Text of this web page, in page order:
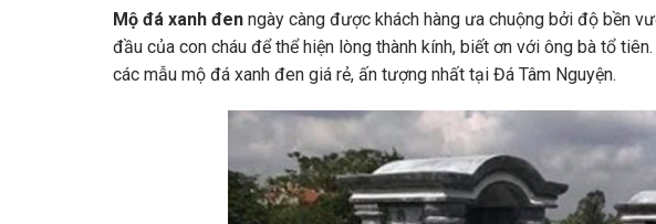
15.000.000₫.
Mộ đá xanh đen ngày càng được khách hàng ưa chuộng bởi độ bền
đầu của con cháu để thể hiện lòng thành kính, biết ơn với ông bà tổ
các mẫu mộ đá xanh đen giá rẻ, ấn tượng nhất tại Đá Tâm Nguyện.